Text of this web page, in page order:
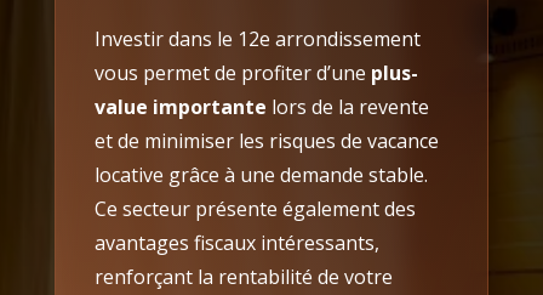
Investir dans le 12e arrondissement
vous permet de profiter d’une plus-
value importante lors de la revente
et de minimiser les risques de vacance
locative grâce à une demande stable.
Ce secteur présente également des
avantages fiscaux intéressants,
renforçant la rentabilité de votre